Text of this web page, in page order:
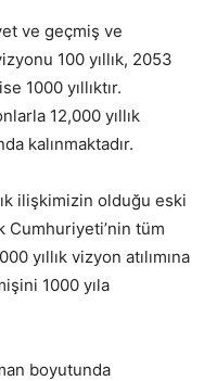
ve geçmiş ve
100 yıllık, 2053
1000 yıllıktır.
12,000 yıllık
kalınmaktadır.
ilişkimizin olduğu eski
Cumhuriyeti’nin tüm
yıllık vizyon atılımına
1000 yıla
boyutunda